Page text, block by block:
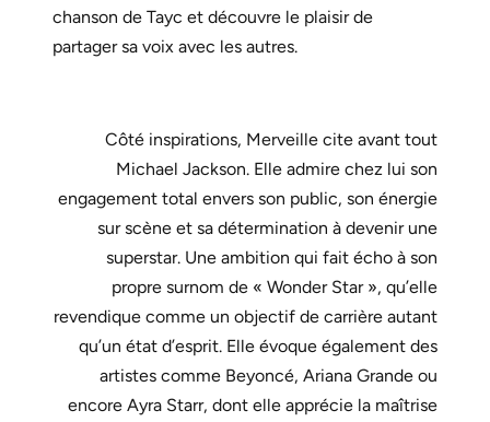
chanson de Tayc et découvre le plaisir de
partager sa voix avec les autres.
Côté inspirations, Merveille cite avant tout
Michael Jackson. Elle admire chez lui son
engagement total envers son public, son énergie
sur scène et sa détermination à devenir une
superstar. Une ambition qui fait écho à son
propre surnom de « Wonder Star », qu’elle
revendique comme un objectif de carrière autant
qu’un état d’esprit. Elle évoque également des
artistes comme Beyoncé, Ariana Grande ou
encore Ayra Starr, dont elle apprécie la maîtrise